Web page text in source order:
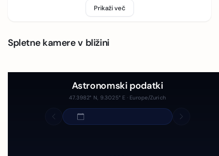
Prikaži več
Spletne kamere v bližini
Astronomski podatki
47.3982° N, 9.3025° E · Europe/Zurich